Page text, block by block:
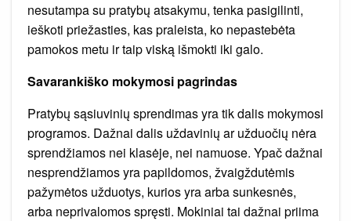
nesutampa su pratybų atsakymu, tenka pasigilinti,
ieškoti priežasties, kas praleista, ko nepastebėta
pamokos metu ir taip viską išmokti iki galo.
Savarankiško mokymosi pagrindas
Pratybų sąsiuvinių sprendimas yra tik dalis mokymosi
programos. Dažnai dalis uždavinių ar užduočių nėra
sprendžiamos nei klasėje, nei namuose. Ypač dažnai
nesprendžiamos yra papildomos, žvaigždutėmis
pažymėtos užduotys, kurios yra arba sunkesnės,
arba neprivalomos spręsti. Mokiniai tai dažnai priima